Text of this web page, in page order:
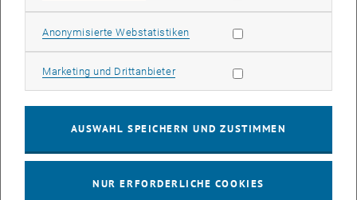
und -einheiten
(Selbst)überprüfung von Verständnis
Methoden:
hochschuldidaktischer Input mit der Möglichkeit, sich per Chat,
Anonymisierte WebstatistikenStatistik Cookies zulassen
Marketing und DrittanbieterMarketing Cookies zulassen
AUSWAHL SPEICHERN UND ZUSTIMMEN
NUR ERFORDERLICHE COOKIES